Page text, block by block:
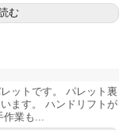
む
ットです。 パレット裏
ます。 ハンドリフトが
作業も...